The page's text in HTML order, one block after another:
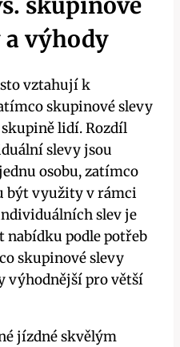
a výhody
vztahují k
skupinové slevy
lidí. Rozdíl
slevy jsou
osobu, zatímco
být využity v rámci
slev je
nabídku podle potřeb
skupinové slevy
výhodnější pro větší
jízdné skvělým